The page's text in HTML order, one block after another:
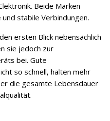
Beide Marken
stabile Verbindungen.
ersten Blick nebensächlich
sie jedoch zur
bei. Gute
so schnell, halten mehr
die gesamte Lebensdauer